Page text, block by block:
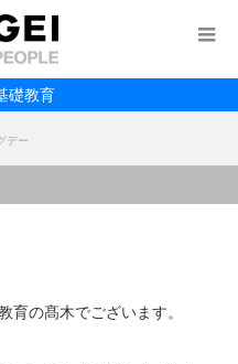
礎教育
デー
育の髙木でございます。